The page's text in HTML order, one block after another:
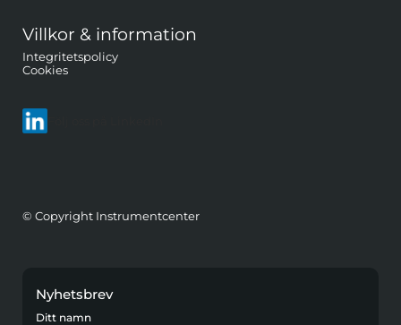
Villkor & information
Integritetspolicy
Cookies
© Copyright Instrumentcenter
Nyhetsbrev
Ditt namn